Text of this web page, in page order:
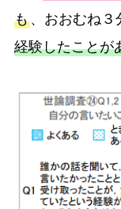
も、おおむね３
経験したことが